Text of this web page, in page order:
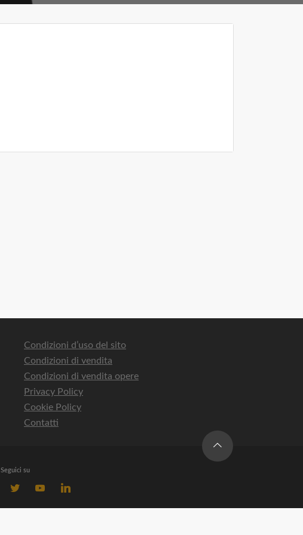
Condizioni d’uso del sito
Condizioni di vendita
Condizioni di vendita opere
Privacy Policy
Cookie Policy
Contatti
Seguici su